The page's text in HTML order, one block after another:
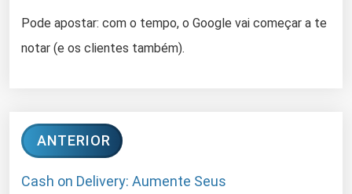
Pode apostar: com o tempo, o Google vai começar a te
notar (e os clientes também).
ANTERIOR
Cash on Delivery: Aumente Seus